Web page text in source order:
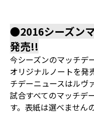
●2016シーズン
発売!!
今シーズンのマッチデ
オリジナルノートを発
チデーニュースはルヴ
試合すべてのマッチデ
す。表紙は選べません